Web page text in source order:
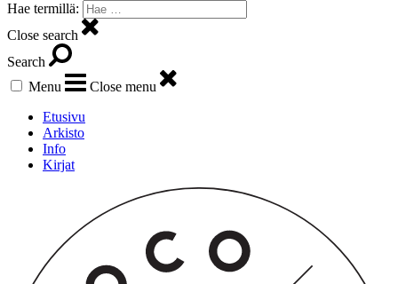
Hae termillä:
Close search
Search
Menu
Close menu
Etusivu
Arkisto
Info
Kirjat